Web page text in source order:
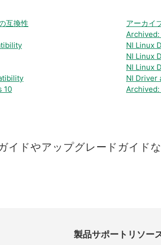
互換性
アーカイ
NI Linux
NI Linux
NI Linux
NI Driver
10
イドやアップグレード ガイド
製品​サポート​リソー